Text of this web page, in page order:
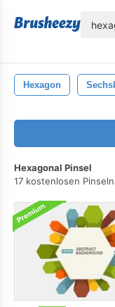
Hexagon
Hexagonal Pinsel
17 kostenlosen